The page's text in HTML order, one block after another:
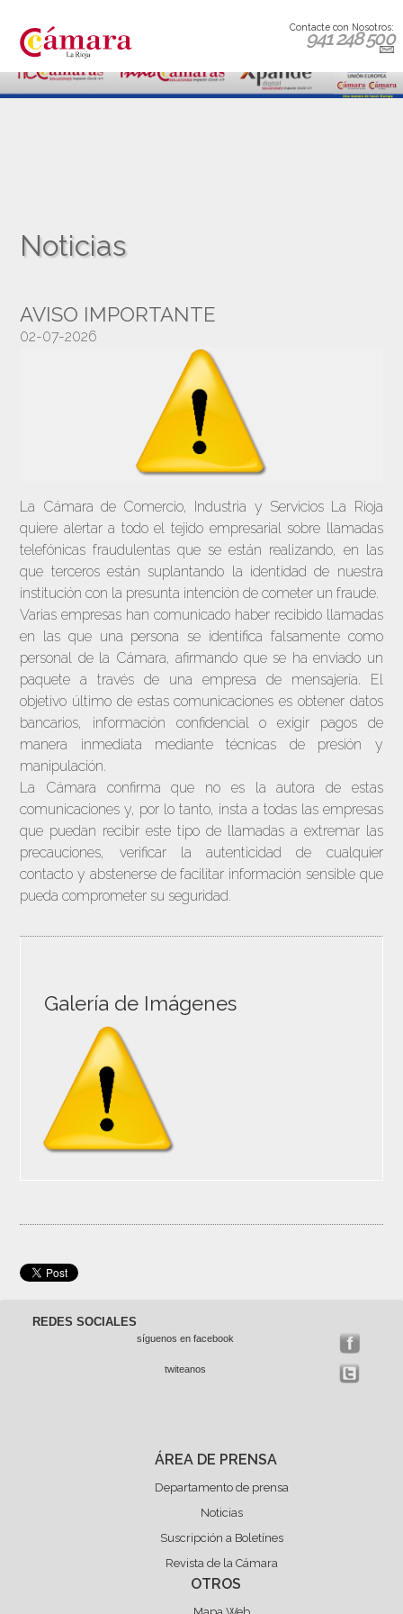
Contacte con Nosotros:
941 248 500
Noticias
AVISO IMPORTANTE
02-07-2026
La Cámara de Comercio, Industria y Servicios La Rioja
quiere alertar a todo el tejido empresarial sobre llamadas
telefónicas fraudulentas que se están realizando, en las
que terceros están suplantando la identidad de nuestra
institución con la presunta intención de cometer un fraude.
Varias empresas han comunicado haber recibido llamadas
en las que una persona se identifica falsamente como
personal de la Cámara, afirmando que se ha enviado un
paquete a través de una empresa de mensajería. El
objetivo último de estas comunicaciones es obtener datos
bancarios, información confidencial o exigir pagos de
manera inmediata mediante técnicas de presión y
manipulación.
La Cámara confirma que no es la autora de estas
comunicaciones y, por lo tanto, insta a todas las empresas
que puedan recibir este tipo de llamadas a extremar las
precauciones, verificar la autenticidad de cualquier
contacto y abstenerse de facilitar información sensible que
pueda comprometer su seguridad.
Galería de Imágenes
REDES SOCIALES
síguenos en facebook
twiteanos
ÁREA DE PRENSA
Departamento de prensa
Noticias
Suscripción a Boletínes
Revista de la Cámara
OTROS